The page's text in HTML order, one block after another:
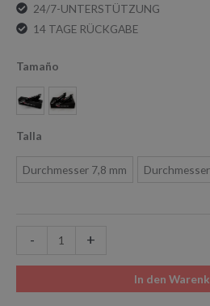
24/7-UNTERSTÜTZUNG
14 TAGE RÜCKGABE
Tamaño
1 StückPackung mit 2 Einheiten
Talla
Durchmesser 7,8 mm
- +
In den